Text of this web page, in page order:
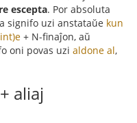
escepta. Por absoluta
signifo uzi anstataŭe kun
+ N-finaĵon, aŭ
oni povas uzi aldone al,
+ aliaj